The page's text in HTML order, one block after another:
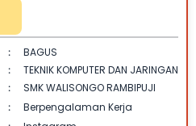
:
BAGUS
:
TEKNIK KOMPUTER DAN JARINGAN
: SMK WALISONGO RAMBIPUJI
: Berpengalaman Kerja